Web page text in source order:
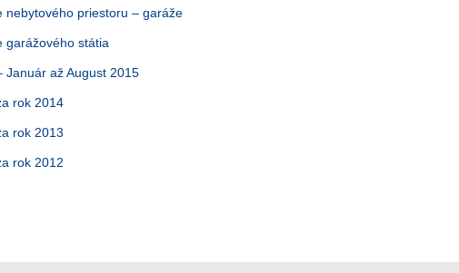
nebytového priestoru – garáže
garážového státia
Január až August 2015
rok 2014
rok 2013
rok 2012